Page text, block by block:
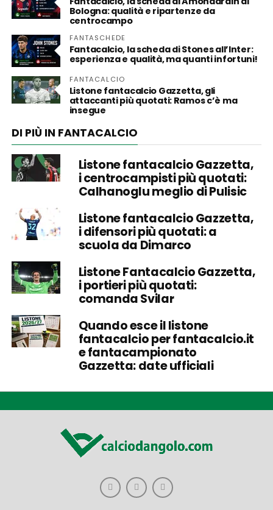
Bologna: qualità e ripartenze da
centrocampo
FANTASCHEDE
Fantacalcio, la scheda di Stones all’Inter:
esperienza e qualità, ma quanti infortuni!
FANTACALCIO
Listone fantacalcio Gazzetta, gli
attaccanti più quotati: Ramos c’è ma
insegue
DI PIÙ IN FANTACALCIO
Listone fantacalcio Gazzetta,
i centrocampisti più quotati:
Calhanoglu meglio di Pulisic
Listone fantacalcio Gazzetta,
i difensori più quotati: a
scuola da Dimarco
Listone Fantacalcio Gazzetta,
i portieri più quotati:
comanda Svilar
Quando esce il listone
fantacalcio per fantacalcio.it
e fantacampionato
Gazzetta: date ufficiali